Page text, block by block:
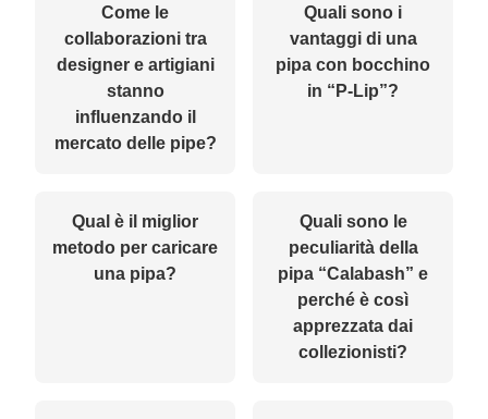
Come le
collaborazioni tra
designer e artigiani
stanno
influenzando il
mercato delle pipe?
Quali sono i
vantaggi di una
pipa con bocchino
in “P-Lip”?
Qual è il miglior
metodo per caricare
una pipa?
Quali sono le
peculiarità della
pipa “Calabash” e
perché è così
apprezzata dai
collezionisti?